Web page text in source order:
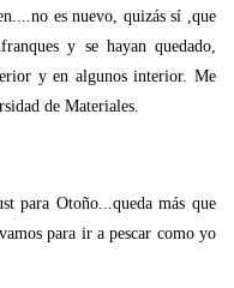
es nuevo, quizás sí ,que
y se hayan quedado,
y en algunos interior. Me
de Materiales.
para Otoño...queda más que
para ir a pescar como yo